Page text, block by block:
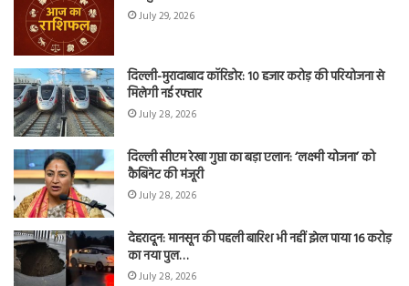
July 29, 2026
दिल्ली-मुरादाबाद कॉरिडोर: 10 हजार करोड़ की परियोजना से
मिलेगी नई रफ्तार
July 28, 2026
दिल्ली सीएम रेखा गुप्ता का बड़ा एलान: ‘लक्ष्मी योजना’ को
कैबिनेट की मंजूरी
July 28, 2026
देहरादून: मानसून की पहली बारिश भी नहीं झेल पाया 16 करोड़
का नया पुल…
July 28, 2026